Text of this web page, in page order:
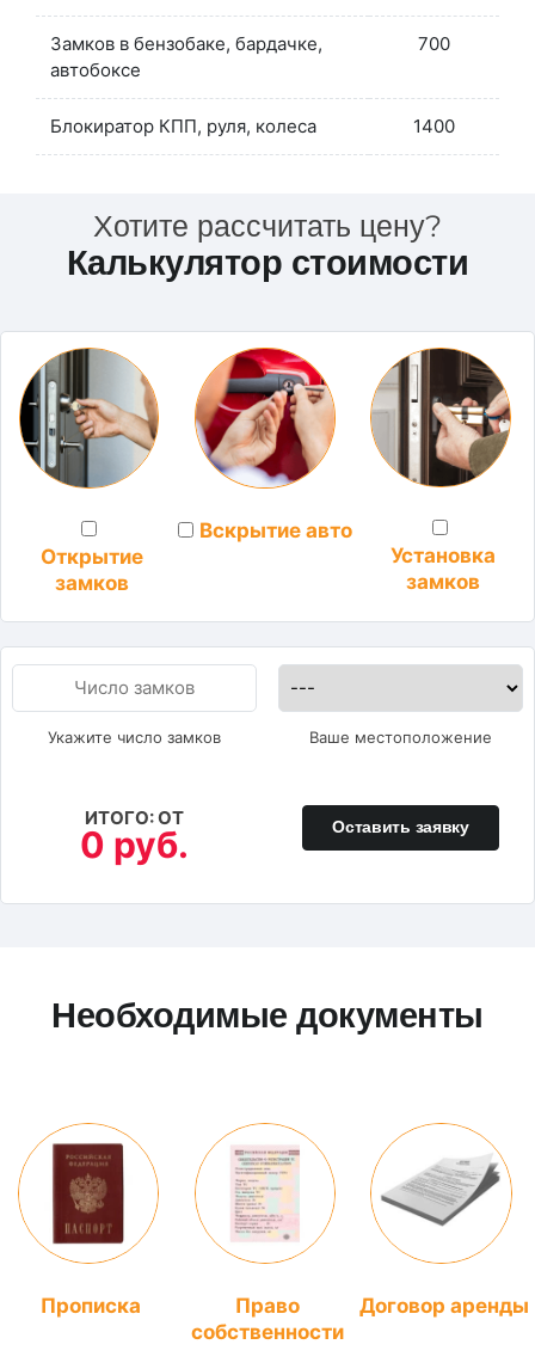
Замков в бензобаке, бардачке,
автобоксе
700
Блокиратор КПП, руля, колеса 1400
Хотите рассчитать цену?
Калькулятор стоимости
Открытие
замков
Вскрытие авто
Установка
замков
Укажите число замков Ваше местоположение
ИТОГО: ОТ
0 руб. Оставить заявку
Необходимые документы
Прописка
Право
собственности
Договор аренды